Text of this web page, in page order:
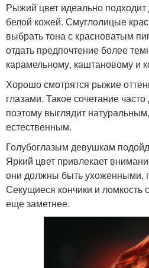
Рыжий цвет идеально
белой кожей. Смуглолицые
выбрать тона с красноватым
отдать предпочтение более
карамельному, каштановому и
Хорошо смотрятся рыжие
глазами. Такое сочетание
поэтому выглядит
естественным.
Голубоглазым девушкам
Яркий цвет привлекает
они должны быть ухоженными,
Секущиеся кончики и ломкость
еще заметнее.